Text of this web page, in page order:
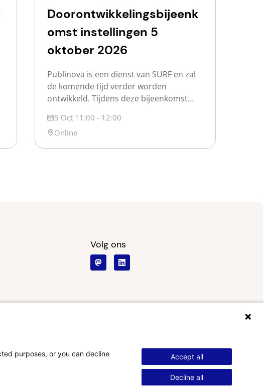
Doorontwikkelingsbijeenk
omst instellingen 5
oktober 2026
Publinova is een dienst van SURF en zal
de komende tijd verder worden
ontwikkeld. Tijdens deze bijeenkomst
instellingen aan de ontwikkeling van
Publinova. Het programma omvat: Laten
we samenwerken en deze dienst tot een
Datum
5 Oct 11:00 - 12:00
Locatie
Online
Volg ons
purposes, or you can decline
Accept all
Decline all